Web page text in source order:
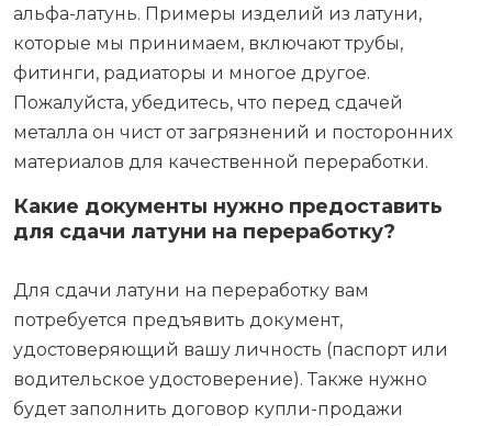
альфа-латунь. Примеры изделий из латуни,
которые мы принимаем, включают трубы,
фитинги, радиаторы и многое другое.
Пожалуйста, убедитесь, что перед сдачей
металла он чист от загрязнений и посторонних
материалов для качественной переработки.
Какие документы нужно предоставить
для сдачи латуни на переработку?
Для сдачи латуни на переработку вам
потребуется предъявить документ,
удостоверяющий вашу личность (паспорт или
водительское удостоверение). Также нужно
будет заполнить договор купли-продажи